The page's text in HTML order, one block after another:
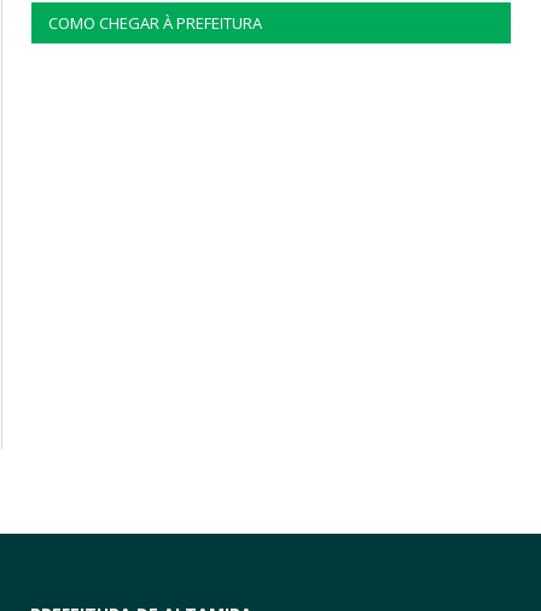
COMO CHEGAR À PREFEITURA